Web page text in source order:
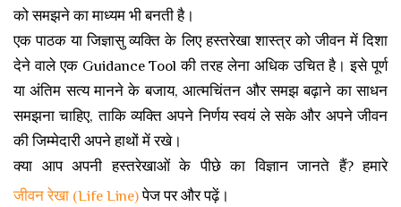
को समझने का माध्यम भी बनती है।
एक पाठक या जिज्ञासु व्यक्ति के लिए हस्तरेखा शास्त्र को जीवन में दिशा
देने वाले एक Guidance Tool की तरह लेना अधिक उचित है। इसे पूर्ण
या अंतिम सत्य मानने के बजाय, आत्मचिंतन और समझ बढ़ाने का साधन
समझना चाहिए, ताकि व्यक्ति अपने निर्णय स्वयं ले सके और अपने जीवन
की जिम्मेदारी अपने हाथों में रखे।
क्या आप अपनी हस्तरेखाओं के पीछे का विज्ञान जानते हैं? हमारे
जीवन रेखा (Life Line)पेज पर और पढ़ें।